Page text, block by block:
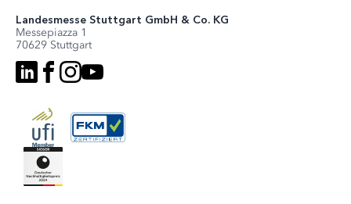
Landesmesse Stuttgart GmbH & Co. KG
Messepiazza 1
70629 Stuttgart